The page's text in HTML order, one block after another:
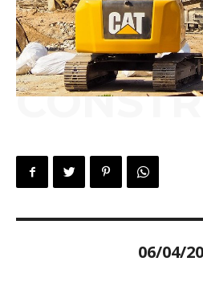
06/04/